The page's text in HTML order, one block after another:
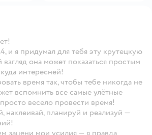
и я придумал для тебя эту крутецкую
она может показаться простым
интересней!
время так, чтобы тебе никогда не
вспомнить все самые улётные
весело провести время!
наклеивай, планируй и реализуй —
зацени мои усилия — я правда